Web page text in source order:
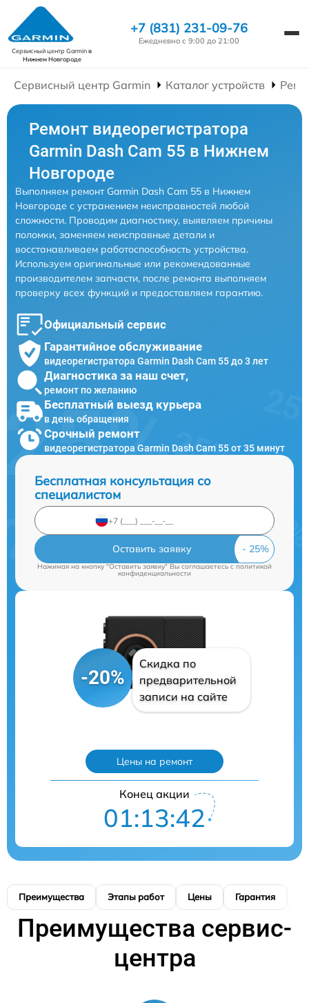
Сервисный центр Garminв
Нижнем Новгороде
+7 (831) 231-09-76
Ежедневно с 9:00 до 21:00
Сервисный центр Garmin Каталог устройств
Ремонт видеорегистратора
Garmin Dash Cam 55 в Нижнем
Новгороде
Выполняем ремонт Garmin Dash Cam 55 в Нижнем
Новгороде с устранением неисправностей любой
сложности. Проводим диагностику, выявляем причины
поломки, заменяем неисправные детали и
восстанавливаем работоспособность устройства.
Используем оригинальные или рекомендованные
производителем запчасти, после ремонта выполняем
проверку всех функций и предоставляем гарантию.
Официальный сервис
Гарантийное обслуживание
видеорегистратора Garmin Dash Cam 55 до 3 лет
Диагностика за наш счет,
ремонт по желанию
Бесплатный выезд курьера
в день обращения
Срочный ремонт
видеорегистратора Garmin Dash Cam 55 от 35 минут
Бесплатная консультация со
специалистом
Оставить заявку
Нажимая на кнопку "Оставить заявку" Вы соглашаетесь cполитикой
конфиденциальности
-20%
Скидка по
предварительной
записи на сайте
Цены на ремонт
Конец акции
01:13:41
Преимущества Этапы работ Цены Гарантия
Преимущества сервис-
центра